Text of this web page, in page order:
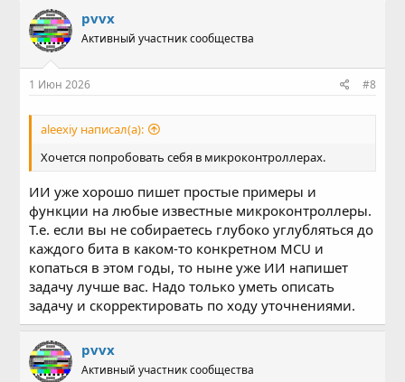
pvvx
Активный участник сообщества
1 Июн 2026 #8
aleexiy написал(а):
Хочется попробовать себя в микроконтроллерах.
ИИ уже хорошо пишет простые примеры и
функции на любые известные микроконтроллеры.
Т.е. если вы не собираетесь глубоко углубляться до
каждого бита в каком-то конкретном MCU и
копаться в этом годы, то ныне уже ИИ напишет
задачу лучше вас. Надо только уметь описать
задачу и скорректировать по ходу уточнениями.
pvvx
Активный участник сообщества